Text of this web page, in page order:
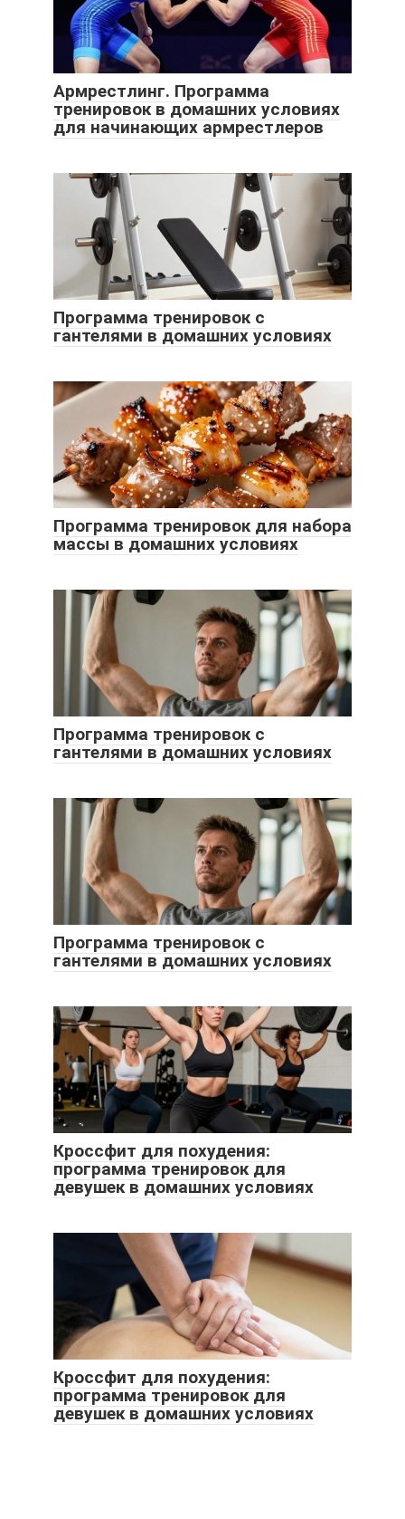
Армрестлинг. Программа
тренировок в домашних условиях
для начинающих армрестлеров
Программа тренировок с
гантелями в домашних условиях
Программа тренировок для набора
массы в домашних условиях
Программа тренировок с
гантелями в домашних условиях
Программа тренировок с
гантелями в домашних условиях
Кроссфит для похудения:
программа тренировок для
девушек в домашних условиях
Кроссфит для похудения:
программа тренировок для
девушек в домашних условиях